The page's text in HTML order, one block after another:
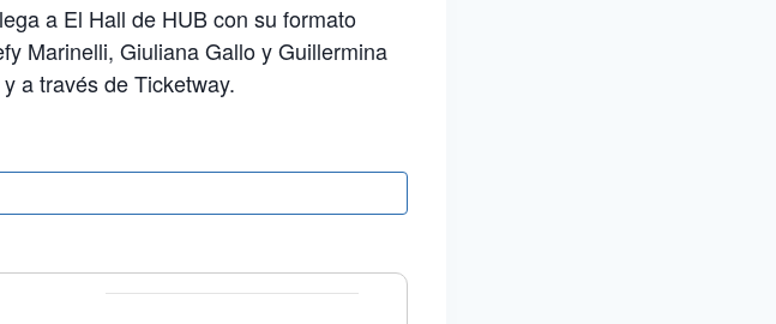
a El Hall de HUB con su formato
Marinelli, Giuliana Gallo y Guillermina
a través de Ticketway.